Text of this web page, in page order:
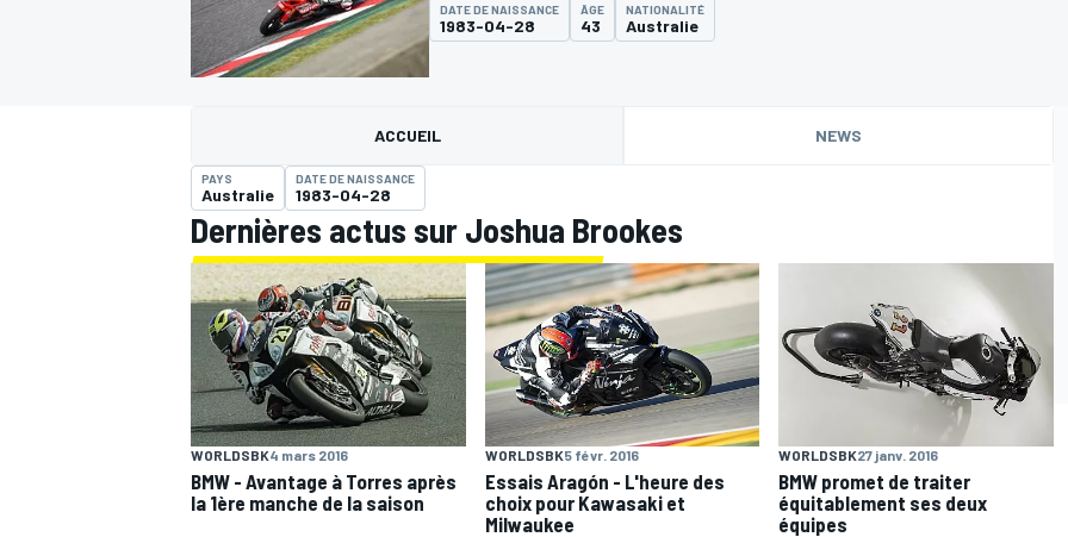
MOTOGP
DATE DE NAISSANCE
1983-04-28
ÂGE
43
NATIONALITÉ
Australie
ACCUEIL NEWS
PAYS
Australie
DATE DE NAISSANCE
1983-04-28
Dernières actus sur Joshua Brookes
WORLDSBK4 mars 2016
BMW - Avantage à Torres après
la 1ère manche de la saison
WORLDSBK5 févr. 2016
Essais Aragón - L'heure des
choix pour Kawasaki et
Milwaukee
WORLDSBK27 janv. 2016
BMW promet de traiter
équitablement ses deux
équipes